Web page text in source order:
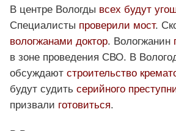
В центре Вологды всех будут
Специалисты проверили мост.
вологжанами доктор. Вологжанин
в зоне проведения СВО. В
обсуждают строительство
будут судить серийного
призвали готовиться.